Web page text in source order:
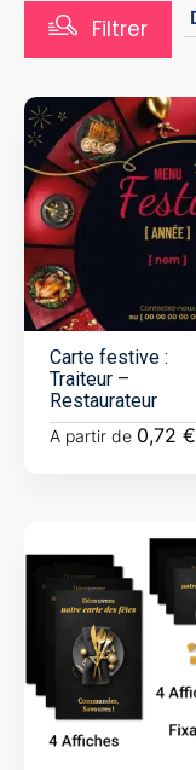
Filtrer
Carte festive :
Traiteur –
Restaurateur
A partir de 0,72 €